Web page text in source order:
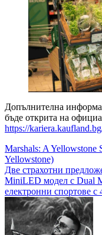
Допълнителна
бъде открита на
https://
Навигация
Marshals: A
Yellowstone)
Две страхотни
MiniLED модел с Dual
електронни спортове с